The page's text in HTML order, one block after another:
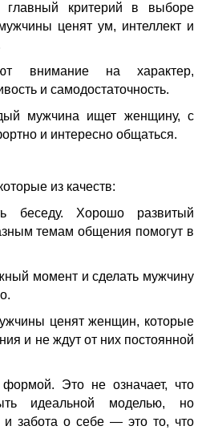
критерий в выборе
ценят ум, интеллект и
внимание на характер,
и самодостаточность.
мужчина ищет женщину, с
и интересно общаться.
из качеств:
беседу. Хорошо развитый
темам общения помогут в
момент и сделать мужчину
ценят женщин, которые
и не ждут от них постоянной
Это не означает, что
идеальной моделью, но
и забота о себе — это то, что